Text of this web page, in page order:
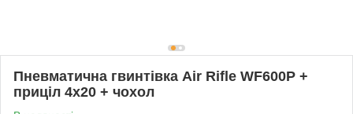
Пневматична гвинтівка Air Rifle WF600P +
приціл 4х20 + чохол